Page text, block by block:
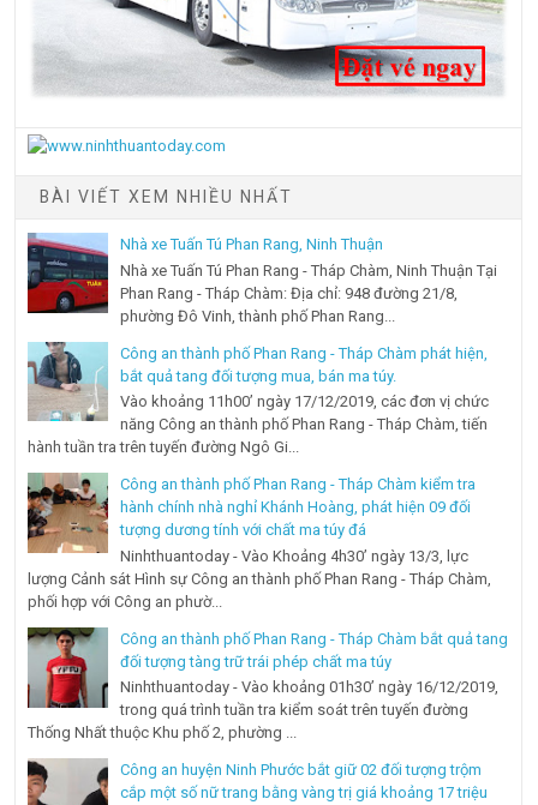
BÀI VIẾT XEM NHIỀU NHẤT
Nhà xe Tuấn Tú Phan Rang, Ninh Thuận
Nhà xe Tuấn Tú Phan Rang - Tháp Chàm, Ninh Thuận Tại
Phan Rang - Tháp Chàm: Địa chỉ: 948 đường 21/8,
phường Đô Vinh, thành phố Phan Rang...
Công an thành phố Phan Rang - Tháp Chàm phát hiện,
bắt quả tang đối tượng mua, bán ma túy.
Vào khoảng 11h00’ ngày 17/12/2019, các đơn vị chức
năng Công an thành phố Phan Rang - Tháp Chàm, tiến
hành tuần tra trên tuyến đường Ngô Gi...
Công an thành phố Phan Rang - Tháp Chàm kiểm tra
hành chính nhà nghỉ Khánh Hoàng, phát hiện 09 đối
tượng dương tính với chất ma túy đá
Ninhthuantoday - Vào Khoảng 4h30’ ngày 13/3, lực
lượng Cảnh sát Hình sự Công an thành phố Phan Rang - Tháp Chàm,
phối hợp với Công an phườ...
Công an thành phố Phan Rang - Tháp Chàm bắt quả tang
đối tượng tàng trữ trái phép chất ma túy
Ninhthuantoday - Vào khoảng 01h30’ ngày 16/12/2019,
trong quá trình tuần tra kiểm soát trên tuyến đường
Thống Nhất thuộc Khu phố 2, phường ...
Công an huyện Ninh Phước bắt giữ 02 đối tượng trộm
cắp một số nữ trang bằng vàng trị giá khoảng 17 triệu